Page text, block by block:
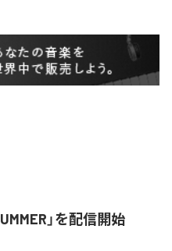
」を配信開始